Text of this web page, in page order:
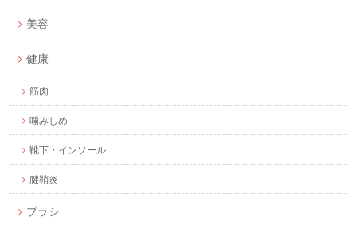
美容
健康
筋肉
噛みしめ
靴下・インソール
腱鞘炎
ブラシ